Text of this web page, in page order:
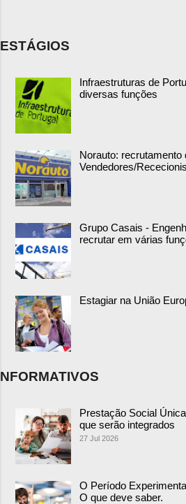
ESTÁGIOS
Infraestruturas de
diversas funções
Norauto: recrutamento
Vendedores/
Grupo Casais -
recrutar em várias
Estagiar na União
NFORMATIVOS
Prestação Social
que serão integrados
27 Jul 2026
O Período
O que deve saber.